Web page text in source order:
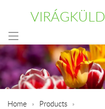
Home Products